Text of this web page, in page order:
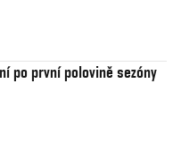
po první polovině sezóny